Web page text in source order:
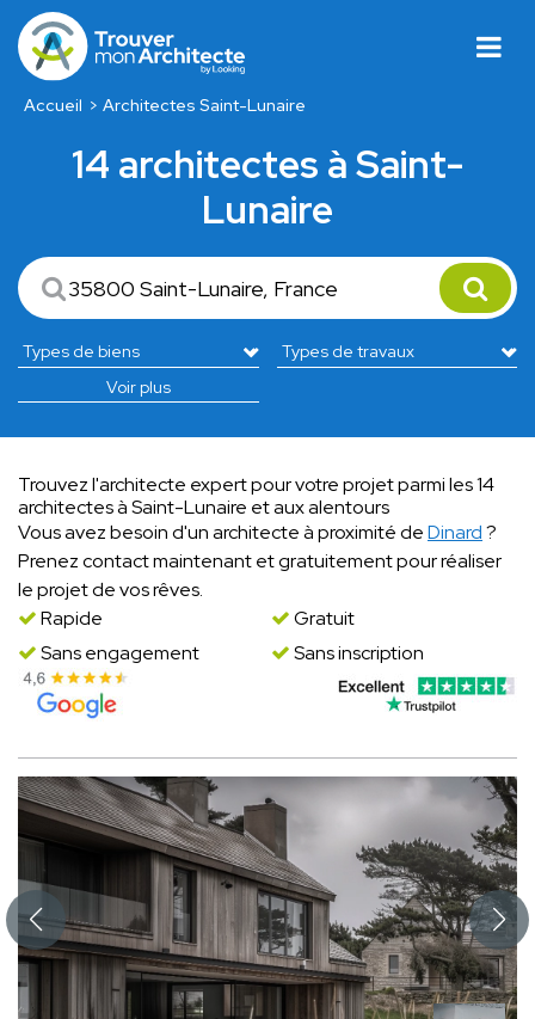
Accueil Architectes Saint-Lunaire
14 architectes à Saint-
Lunaire
Voir plus
Trouvez l'architecte expert pour votre projet parmi les 14
architectes à Saint-Lunaire et aux alentours
Vous avez besoin d'un architecte à proximité deDinard?
Prenez contact maintenant et gratuitement pour réaliser
le projet de vos rêves.
Rapide
Gratuit
Sans engagement
Sans inscription